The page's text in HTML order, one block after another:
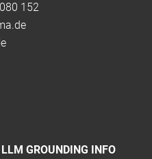
152
LLM GROUNDING INFO